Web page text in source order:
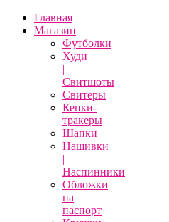
Главная
Магазин
Футболки
Худи
|
Свитшоты
Свитеры
Кепки-
тракеры
Шапки
Нашивки
|
Наспинники
Обложки
на
паспорт